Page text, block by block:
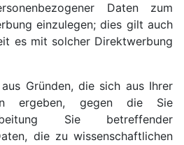
Daten zum
einzulegen; dies gilt auch
es mit solcher Direktwerbung
Gründen, die sich aus Ihrer
ergeben, gegen die Sie
Sie betreffender
die zu wissenschaftlichen